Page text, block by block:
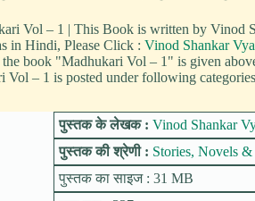
Vol – 1 | This Book is written by Vinod
in Hindi, Please Click : Vinod Shankar
book "Madhukari Vol – 1" is given
Vol – 1 is posted under following
पुस्तक के लेखक : Vinod Shankar
पुस्तक की श्रेणी : Stories, Novels &
पुस्तक का साइज : 31 MB